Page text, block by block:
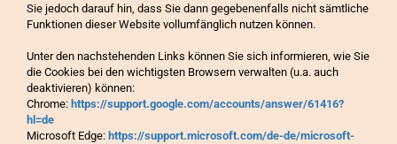
Sie jedoch darauf hin, dass Sie dann gegebenenfalls nicht sämtliche
Funktionen dieser Website vollumfänglich nutzen können.
Unter den nachstehenden Links können Sie sich informieren, wie Sie
die Cookies bei den wichtigsten Browsern verwalten (u.a. auch
deaktivieren) können:
Chrome: https://support.google.com/accounts/answer/61416?
hl=de
Microsoft Edge: https://support.microsoft.com/de-de/microsoft-